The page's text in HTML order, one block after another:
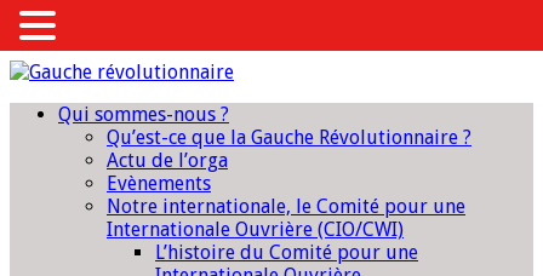
Qui sommes-nous ?
Qu’est-ce que la Gauche Révolutionnaire ?
Actu de l’orga
Evènements
Notre internationale, le Comité pour une
Internationale Ouvrière (CIO/CWI)
L’histoire du Comité pour une